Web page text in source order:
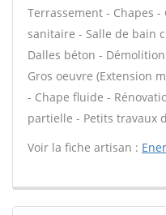
Terrassement - Chapes
sanitaire - Salle de bain
Dalles béton -
Gros oeuvre (Extension
- Chape fluide -
partielle - Petits travaux
Voir la fiche artisan :